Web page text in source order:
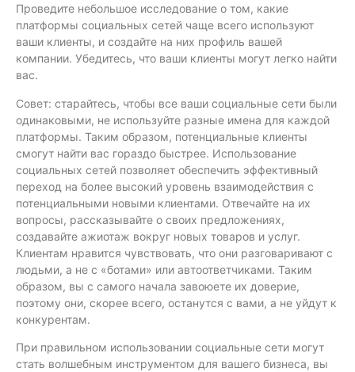
Проведите небольшое исследование о том, какие
платформы социальных сетей чаще всего используют
ваши клиенты, и создайте на них профиль вашей
компании. Убедитесь, что ваши клиенты могут легко найти
вас.
Совет: старайтесь, чтобы все ваши социальные сети были
одинаковыми, не используйте разные имена для каждой
платформы. Таким образом, потенциальные клиенты
смогут найти вас гораздо быстрее. Использование
социальных сетей позволяет обеспечить эффективный
переход на более высокий уровень взаимодействия с
потенциальными новыми клиентами. Отвечайте на их
вопросы, рассказывайте о своих предложениях,
создавайте ажиотаж вокруг новых товаров и услуг.
Клиентам нравится чувствовать, что они разговаривают с
людьми, а не с «ботами» или автоответчиками. Таким
образом, вы с самого начала завоюете их доверие,
поэтому они, скорее всего, останутся с вами, а не уйдут к
конкурентам.
При правильном использовании социальные сети могут
стать волшебным инструментом для вашего бизнеса, вы